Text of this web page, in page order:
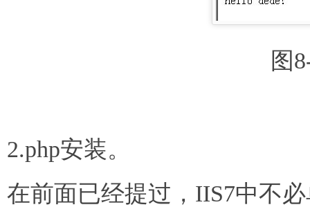
图
2.php安装。
在前面已经提过，IIS7中不